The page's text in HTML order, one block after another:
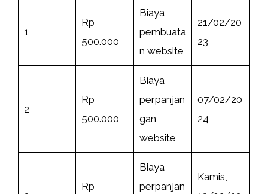
1
Rp
500.000
Biaya
pembuata
n website
21/02/20
23
2
Rp
500.000
Biaya
perpanjan
gan
website
07/02/20
24
Rp
Biaya
perpanjan
Kamis,